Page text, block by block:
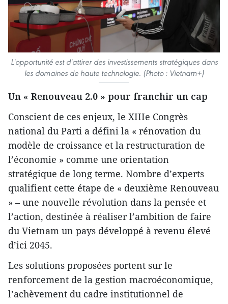
L'opportunité est d'attirer des investissements stratégiques dans
les domaines de haute technologie. (Photo : Vietnam+)
Un « Renouveau 2.0 » pour franchir un cap
Conscient de ces enjeux, le XIIIe Congrès
national du Parti a défini la « rénovation du
modèle de croissance et la restructuration de
l’économie » comme une orientation
stratégique de long terme. Nombre d’experts
qualifient cette étape de « deuxième Renouveau
» – une nouvelle révolution dans la pensée et
l’action, destinée à réaliser l’ambition de faire
du Vietnam un pays développé à revenu élevé
d’ici 2045.
Les solutions proposées portent sur le
renforcement de la gestion macroéconomique,
l’achèvement du cadre institutionnel de